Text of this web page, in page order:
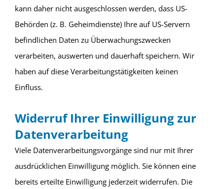
kann daher nicht ausgeschlossen werden, dass US-
Behörden (z. B. Geheimdienste) Ihre auf US-Servern
befindlichen Daten zu Überwachungszwecken
verarbeiten, auswerten und dauerhaft speichern. Wir
haben auf diese Verarbeitungstätigkeiten keinen
Einfluss.
Widerruf Ihrer Einwilligung zur
Datenverarbeitung
Viele Datenverarbeitungsvorgänge sind nur mit Ihrer
ausdrücklichen Einwilligung möglich. Sie können eine
bereits erteilte Einwilligung jederzeit widerrufen. Die